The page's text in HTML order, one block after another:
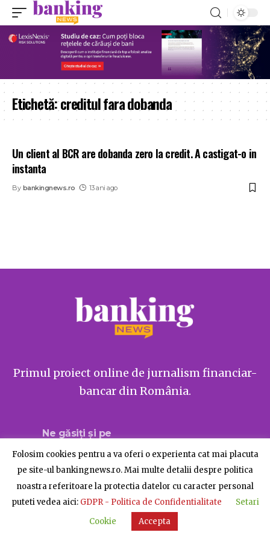
Etichetă:creditul fara dobanda
Un client al BCR are dobanda zero la credit. A castigat-o in
instanta
By bankingnews.ro 13 ani ago
Primul proiect online de jurnalism financiar-
bancar din România.
Ne găsiți și pe
© BankingNews - Toate drepturile rezervate
Despre BankingNews Contact Publicitate
Folosim cookies pentru a va oferi o experienta cat mai placuta
pe site-ul bankingnews.ro. Mai multe detalii despre politica
noastra referitoare la protectia datelor cu caracter personal
puteti vedea aici: GDPR - Politica de Confidentialitate
Setari
Cookie
Accepta